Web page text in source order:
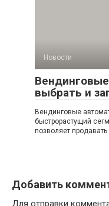
Новости
выбрать и
Вендинговые
быстрорастущий
позволяет продавать
Добавить
Для отправки